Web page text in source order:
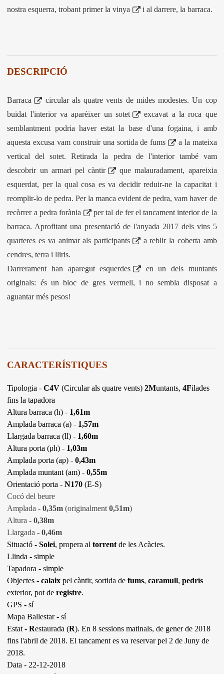
nostra esquerra, trobant primer lavinya i al darrere, la barraca.
DESCRIPCIÓ
Barraca
circular als quatre vents de mides modestes. Un cop
buidat l'interior va aparèixer un sotet
excavat a la roca que
semblantment podria haver estat la base d'una fogaina, i amb
aquesta excusa vam construir una sortida de fums
a la mateixa
vertical del sotet. Retirada la pedra de l'interior també vam
descobrir un armari pel càntir
que malauradament, apareixia
esquerdat, per la qual cosa es va decidir reduir-ne la capacitat i
reomplir-lo de pedra. Per la manca evident de pedra, vam haver de
recòrrer a pedra forània
per tal de fer el tancament interior de la
barraca. Aprofitant una presentació de l'anyada 2017 dels vins 5
quarteres es va animar als participants
a reblir la coberta amb
cendres, terra i lliris.
Darrerament han aparegutesquerdes
en un dels muntants
originals: és un bloc de gres vermell, i no sembla disposat a
aguantar més pesos!
CARACTERÍSTIQUES
Tipologia -C4V (Circular als quatre vents)2Muntants,4Filades
fins la tapadora
Altura barraca (h) - 1,61m
Amplada barraca (a) - 1,57m
Llargada barraca (ll) - 1,60m
Altura porta (ph) - 1,03m
Amplada porta (ap) -0,43m
Amplada muntant (am) -0,55m
Orientació porta -N170 (E-S)
Cocó del beure
Amplada -0,35m(originalment 0,51m)
Altura -0,38m
Llargada -0,46m
Situació -Solei, propera altorrentde les Acàcies.
Llinda - simple
Tapadora - simple
Objectes -calaix pel càntir, sortida defums,caramull,pedrís
exterior, pot deregistre.
GPS - sí
Mapa Ballestar - sí
Estat -Restaurada (R). En 8 sessions matinals, de gener de 2018
fins l'abril de 2018. El tancament es va reservar pel 2 de Juny de
2018.
Data - 22-12-2018